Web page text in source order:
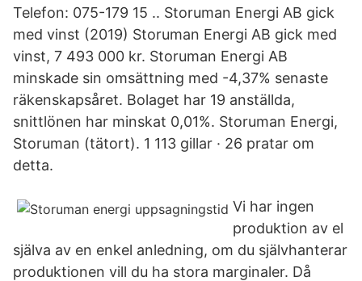
Telefon: 075-179 15 .. Storuman Energi AB gick
med vinst (2019) Storuman Energi AB gick med
vinst, 7 493 000 kr. Storuman Energi AB
minskade sin omsättning med -4,37% senaste
räkenskapsåret. Bolaget har 19 anställda,
snittlönen har minskat 0,01%. Storuman Energi,
Storuman (tätort). 1 113 gillar · 26 pratar om
detta.
Vi har ingen
produktion av el
själva av en enkel anledning, om du självhanterar
produktionen vill du ha stora marginaler. Då